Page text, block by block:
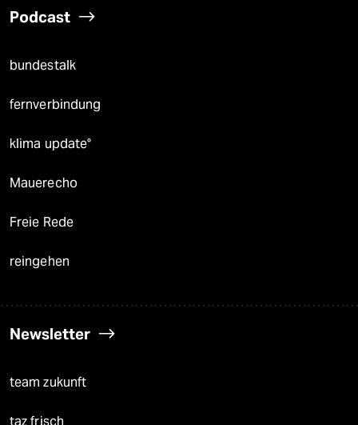
Podcast
bundestalk
fernverbindung
klima update°
Mauerecho
Freie Rede
reingehen
Newsletter
team zukunft
taz frisch